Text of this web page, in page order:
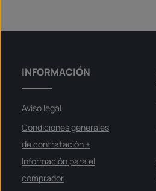
INFORMACIÓN
Aviso legal
Condiciones generales
de contratación +
Información para el
comprador